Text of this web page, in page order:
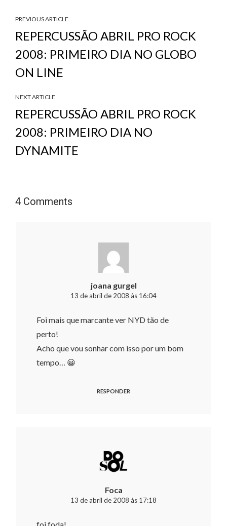
PREVIOUS ARTICLE
REPERCUSSÃO ABRIL PRO ROCK
2008: PRIMEIRO DIA NO GLOBO
ON LINE
NEXT ARTICLE
REPERCUSSÃO ABRIL PRO ROCK
2008: PRIMEIRO DIA NO
DYNAMITE
4 Comments
joana gurgel
13 de abril de 2008 às 16:04
Foi mais que marcante ver NYD tão de
perto!
Acho que vou sonhar com isso por um bom
tempo… 😀
RESPONDER
Foca
13 de abril de 2008 às 17:18